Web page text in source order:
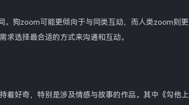
狗zoom可能更倾向于与同类互动，而人类zoom则更
求选择最合适的方式来沟通和互动。
着好奇，特别是涉及情感与故事的作品。其中《勾他上